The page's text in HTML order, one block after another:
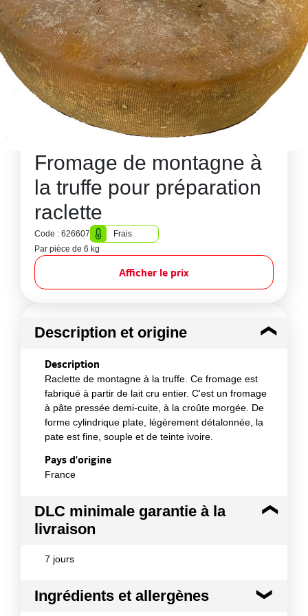
Fromage de montagne à
la truffe pour préparation
raclette
Code : 626607
Frais
Par pièce de 6 kg
Afficher le prix
Description et origine
Description
Raclette de montagne à la truffe. Ce fromage est
fabriqué à partir de lait cru entier. C'est un fromage
à pâte pressée demi-cuite, à la croûte morgée. De
forme cylindrique plate, légèrement détalonnée, la
pate est fine, souple et de teinte ivoire.
Pays d'origine
France
DLC minimale garantie à la
livraison
7 jours
Ingrédients et allergènes